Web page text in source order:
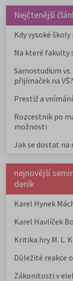
Nejčtenější
Kdy vysoké
Na které fakulty
Samostudium
přijímaček na VŠ?
Prestiž a
Rozcestník po
možnosti
Jak se dostat na
nejnovější
deník
Karel Hynek
Karel Havlíček
Kritika hry M. L.
Důležité reakce
Zákonitosti v